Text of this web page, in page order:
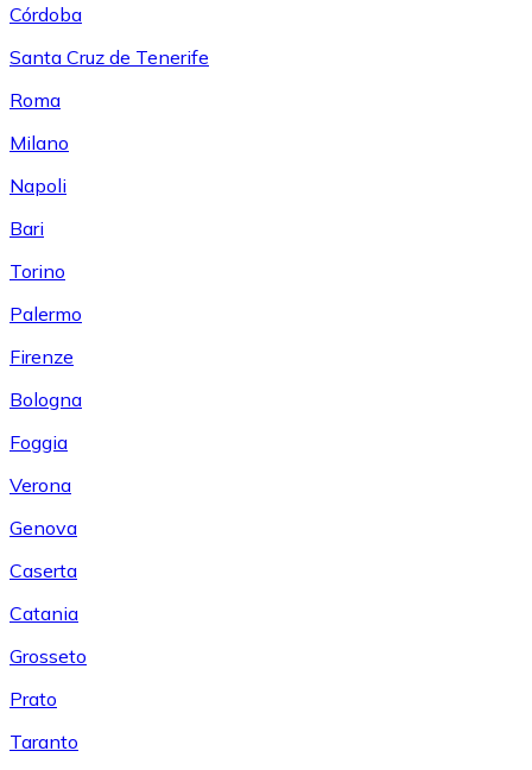
Córdoba
Santa Cruz de Tenerife
Roma
Milano
Napoli
Bari
Torino
Palermo
Firenze
Bologna
Foggia
Verona
Genova
Caserta
Catania
Grosseto
Prato
Taranto